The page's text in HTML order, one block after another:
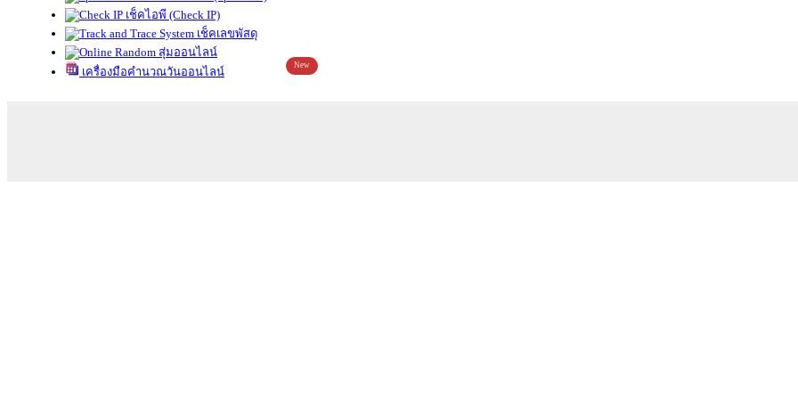
เช็คไอพี (Check IP)
เช็คเลขพัสดุ
สุ่มออนไลน์
เครื่องมือคำนวณวันออนไลน์
New